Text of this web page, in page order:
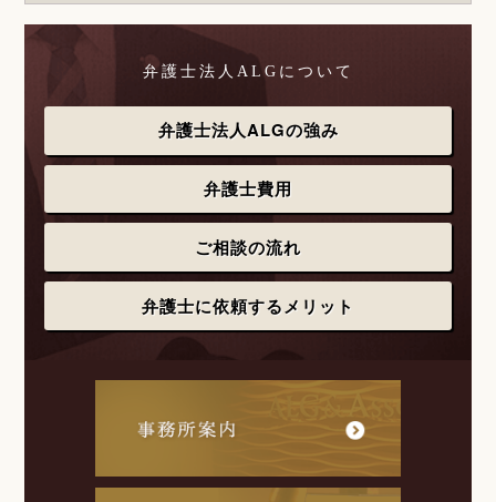
弁護士法人ALGについて
弁護士法人ALGの強み
弁護士費用
ご相談の流れ
弁護士に依頼するメリット